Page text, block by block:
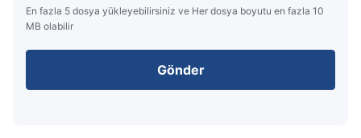
En fazla 5 dosya yükleyebilirsiniz ve Her dosya boyutu en fazla 10
MB olabilir
Gönder